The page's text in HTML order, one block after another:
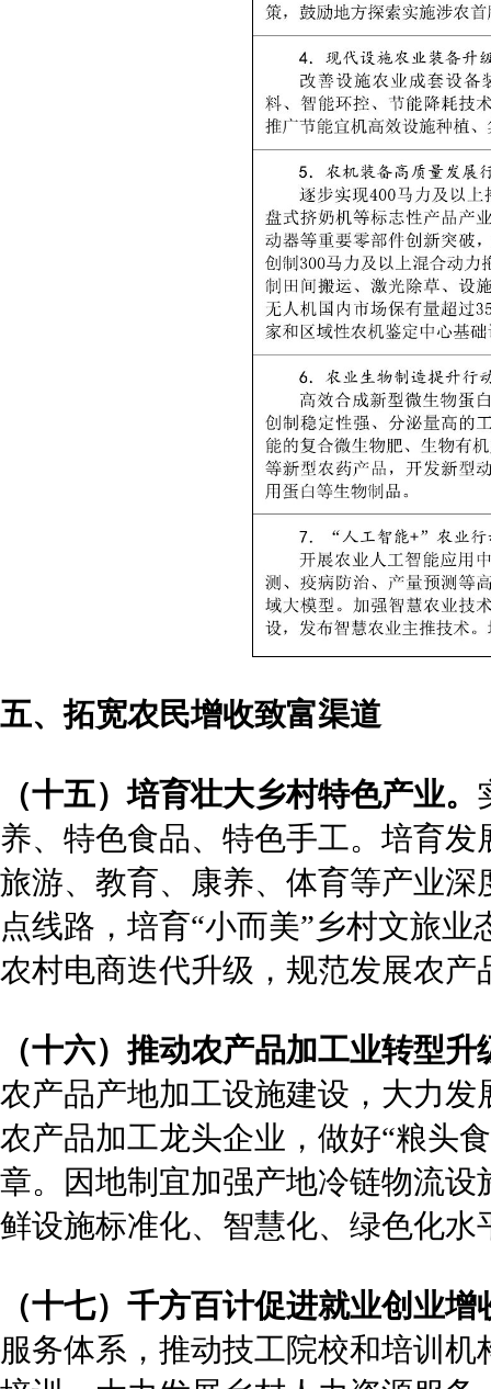
五、拓宽农民增收致富渠道
（十五）培育壮大乡村特色产业。
养、特色食品、特色手工。培育
旅游、教育、康养、体育等产业
点线路，培育“小而美”乡村文旅
农村电商迭代升级，规范发展农产
（十六）推动农产品加工业转型升
农产品产地加工设施建设，大力
农产品加工龙头企业，做好“粮头
章。因地制宜加强产地冷链物流
鲜设施标准化、智慧化、绿色化水
（十七）千方百计促进就业创业增
服务体系，推动技工院校和培训